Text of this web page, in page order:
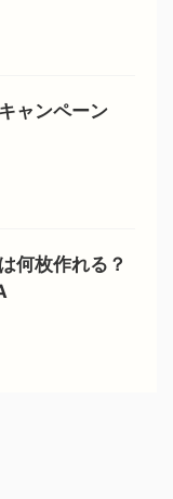
ャンペーン
何枚作れる？